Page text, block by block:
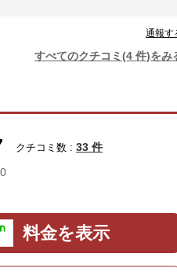
通報す
すべてのクチコミ(4 件)をみ
クチコミ数 : 33 件
料金を表示